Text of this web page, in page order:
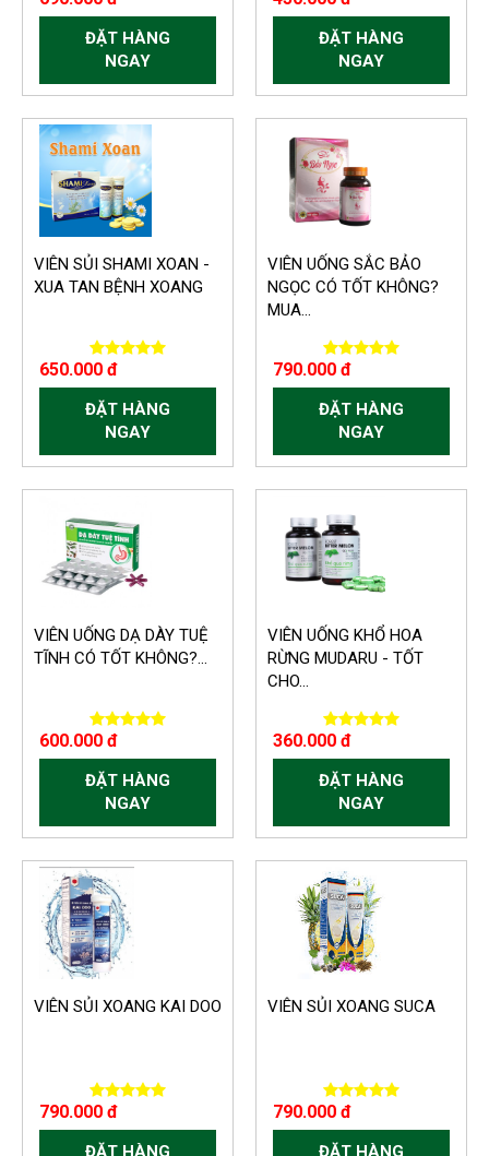
ĐẶT HÀNG
NGAY
ĐẶT HÀNG
NGAY
VIÊN SỦI SHAMI XOAN -
XUA TAN BỆNH XOANG
650.000 đ
ĐẶT HÀNG
NGAY
VIÊN UỐNG SẮC BẢO
NGỌC CÓ TỐT KHÔNG?
MUA...
790.000 đ
ĐẶT HÀNG
NGAY
VIÊN UỐNG DẠ DÀY TUỆ
TĨNH CÓ TỐT KHÔNG?...
600.000 đ
ĐẶT HÀNG
NGAY
VIÊN UỐNG KHỔ HOA
RỪNG MUDARU - TỐT
CHO...
360.000 đ
ĐẶT HÀNG
NGAY
VIÊN SỦI XOANG KAI DOO
790.000 đ
ĐẶT HÀNG
VIÊN SỦI XOANG SUCA
790.000 đ
ĐẶT HÀNG